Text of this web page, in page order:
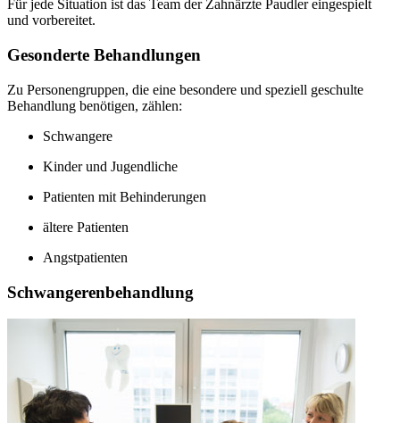
Für jede Situation ist das Team der Zahnärzte Paudler eingespielt
und vorbereitet.
Gesonderte Behandlungen
Zu Personengruppen, die eine besondere und speziell geschulte
Behandlung benötigen, zählen:
Schwangere
Kinder und Jugendliche
Patienten mit Behinderungen
ältere Patienten
Angstpatienten
Schwangerenbehandlung